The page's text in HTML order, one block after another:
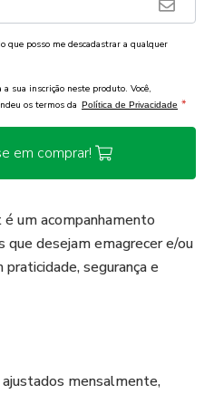
que posso me descadastrar a qualquer
sua inscrição neste produto. Você,
os termos da Política de Privacidade *
em comprar!
um acompanhamento
que desejam emagrecer e/ou
praticidade, segurança e
mensalmente,